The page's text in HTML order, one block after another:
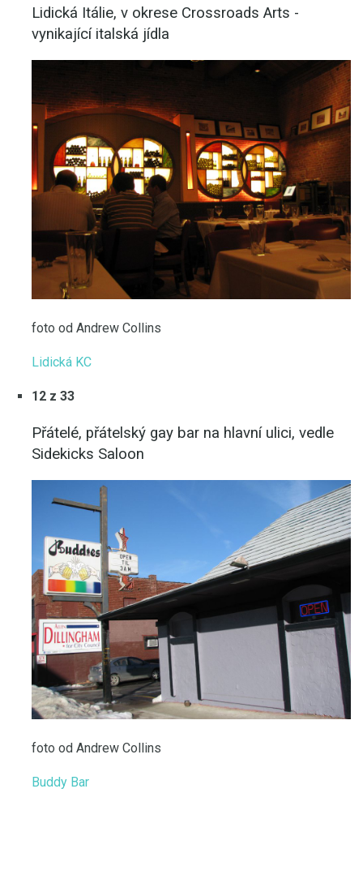
Lidická Itálie, v okrese Crossroads Arts -
vynikající italská jídla
foto od Andrew Collins
Lidická KC
12 z 33
Přátelé, přátelský gay bar na hlavní ulici, vedle
Sidekicks Saloon
foto od Andrew Collins
Buddy Bar